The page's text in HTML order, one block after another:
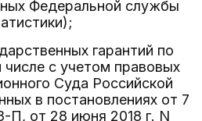
Федеральной службы
гарантий по
с учетом правовых
Суда Российской
в постановлениях от 7
П, от 28 июня 2018 г. N